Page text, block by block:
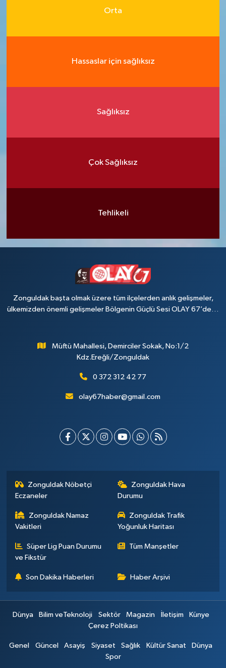
Orta
Hassaslar için sağlıksız
Sağlıksız
Çok Sağlıksız
Tehlikeli
Zonguldak başta olmak üzere tüm ilçelerden anlık gelişmeler,
ülkemizden önemli gelişmeler Bölgenin Güçlü Sesi OLAY 67’de…
Müftü Mahallesi, Demirciler Sokak, No:1/2
Kdz.Ereğli/Zonguldak
0 372 312 42 77
olay67haber@gmail.com
Zonguldak Nöbetçi
Eczaneler
Zonguldak Hava
Durumu
Zonguldak Namaz
Vakitleri
Zonguldak Trafik
Yoğunluk Haritası
Süper Lig Puan Durumu
ve Fikstür
Tüm Manşetler
Son Dakika Haberleri Haber Arşivi
Dünya Bilim veTeknoloji Sektör Magazin İletişim
Künye
Çerez Poltikası
Genel Güncel Asayiş Siyaset Sağlık Kültür Sanat
Dünya
Spor